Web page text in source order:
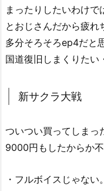
まったりしたいわけで
とおじさんだから疲れ
多分そろそろep4だと
国道復旧しまくりたい
新サクラ大戦
ついつい買ってしまっ
9000円もしたからか
・フルボイスじゃな